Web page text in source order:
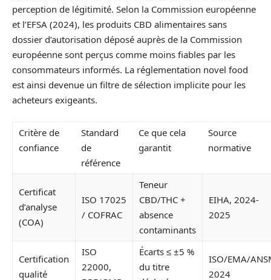
perception de légitimité. Selon la Commission européenne
et l’EFSA (2024), les produits CBD alimentaires sans
dossier d’autorisation déposé auprès de la Commission
européenne sont perçus comme moins fiables par les
consommateurs informés. La réglementation novel food
est ainsi devenue un filtre de sélection implicite pour les
acheteurs exigeants.
Critère de
confiance
Standard
de
référence
Ce que cela
garantit
Source
normative
Certificat
d’analyse
(COA)
ISO 17025
/ COFRAC
Teneur
CBD/THC +
absence
contaminants
EIHA, 2024-
2025
Certification
qualité
ISO
22000,
Écarts ≤ ±5 %
du titre
ISO/EMA/
2024